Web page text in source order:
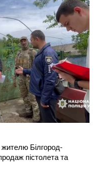
Білгород-
пістолета та